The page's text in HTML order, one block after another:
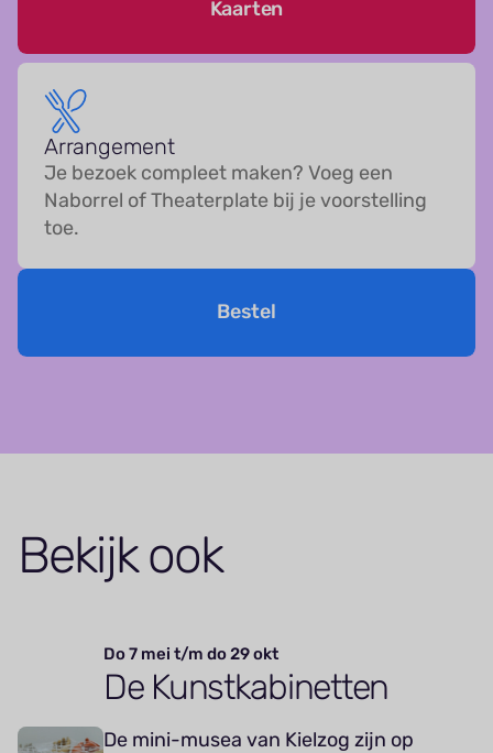
Kaarten
Arrangement
Je bezoek compleet maken? Voeg een
Naborrel of Theaterplate bij je voorstelling
toe.
Bestel
Bekijk ook
Do 7 mei t/m do 29 okt
De Kunstkabinetten
De mini-musea van Kielzog zijn op